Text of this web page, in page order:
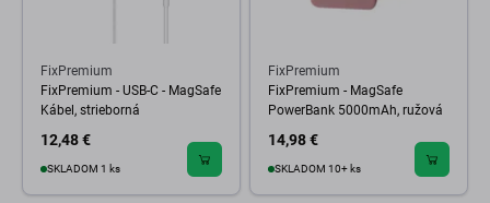
FixPremium
FixPremium - USB-C - MagSafe
Kábel, strieborná
12,48 €
SKLADOM 1 ks
FixPremium
FixPremium - MagSafe
PowerBank 5000mAh, ružová
14,98 €
SKLADOM 10+ ks